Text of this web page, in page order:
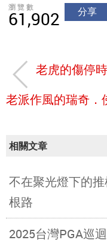
瀏覽數
61,902 分享
老虎的傷停
老派作風的瑞奇．
相關文章
不在聚光燈下的
根路
2025台灣PGA巡